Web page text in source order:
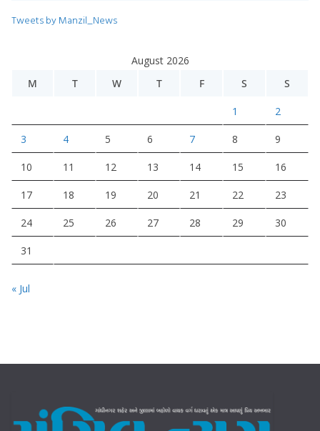
Tweets by Manzil_News
August 2026
M
T W T F S S
1 2
3 4 5 6 7 8 9
10 11 12 13 14 15 16
17 18 19 20 21 22 23
24 25 26 27 28 29 30
31
« Jul